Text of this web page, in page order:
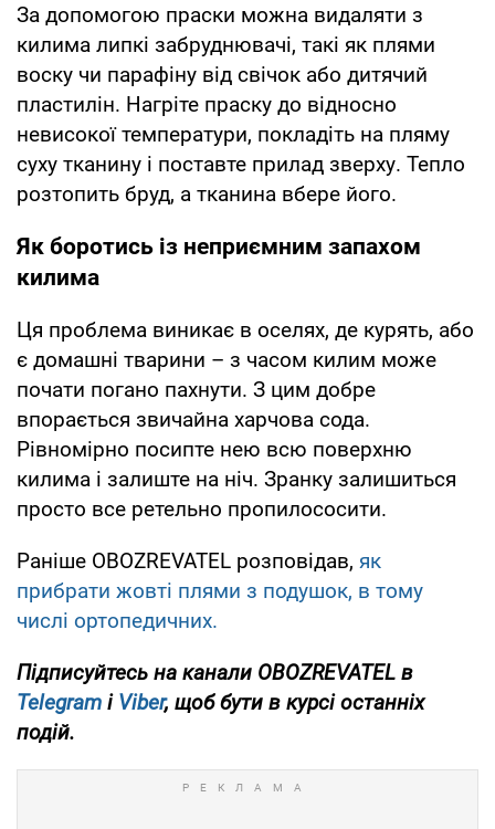
За допомогою праски можна видаляти з
килима липкі забруднювачі, такі як плями
воску чи парафіну від свічок або дитячий
пластилін. Нагріте праску до відносно
невисокої температури, покладіть на пляму
суху тканину і поставте прилад зверху. Тепло
розтопить бруд, а тканина вбере його.
Як боротись із неприємним запахом
килима
Ця проблема виникає в оселях, де курять, або
є домашні тварини – з часом килим може
почати погано пахнути. З цим добре
впорається звичайна харчова сода.
Рівномірно посипте нею всю поверхню
килима і залиште на ніч. Зранку залишиться
просто все ретельно пропилососити.
Раніше OBOZREVATEL розповідав, як
прибрати жовті плями з подушок, в тому
числі ортопедичних.
Підписуйтесь на канали OBOZREVATEL в
Telegram і Viber, щоб бути в курсі останніх
подій.